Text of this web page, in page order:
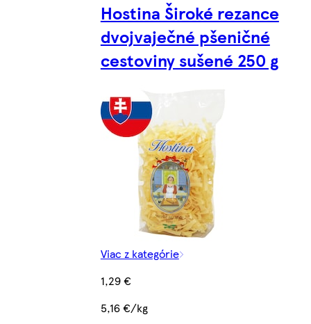
Hostina Široké rezance
dvojvaječné pšeničné
cestoviny sušené 250 g
Viac z kategórie
1,29 €
5,16 €/kg